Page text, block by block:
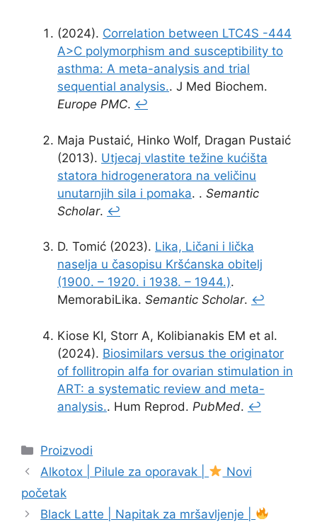
(2024). Correlation between LTC4S -444
A>C polymorphism and susceptibility to
asthma: A meta-analysis and trial
sequential analysis.. J Med Biochem.
Europe PMC. ↩
Maja Pustaić, Hinko Wolf, Dragan Pustaić
(2013). Utjecaj vlastite težine kućišta
statora hidrogeneratora na veličinu
unutarnjih sila i pomaka. . Semantic
Scholar. ↩
D. Tomić (2023). Lika, Ličani i lička
naselja u časopisu Kršćanska obitelj
(1900. – 1920. i 1938. – 1944.).
MemorabiLika. Semantic Scholar. ↩
Kiose KI, Storr A, Kolibianakis EM et al.
(2024). Biosimilars versus the originator
of follitropin alfa for ovarian stimulation in
ART: a systematic review and meta-
analysis.. Hum Reprod. PubMed. ↩
Kategorije
Proizvodi
Alkotox | Pilule za oporavak |
Novi
početak
Black Latte | Napitak za mršavljenje |